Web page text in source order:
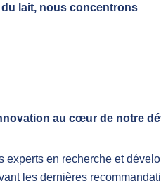
lait, nous concentrons
au cœur de notre
experts en recherche et
les dernières